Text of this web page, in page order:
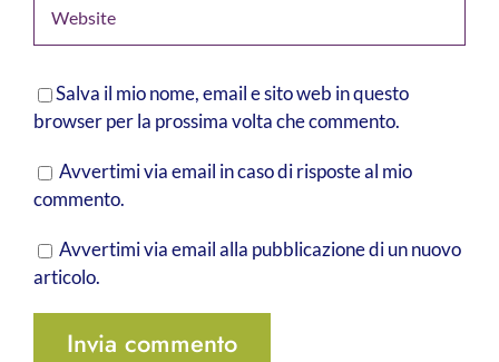
Salva il mio nome, email e sito web in questo
browser per la prossima volta che commento.
Avvertimi via email in caso di risposte al mio
commento.
Avvertimi via email alla pubblicazione di un nuovo
articolo.